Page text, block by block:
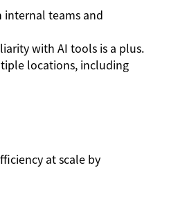
teams and
with AI tools is a plus.
locations, including
at scale by